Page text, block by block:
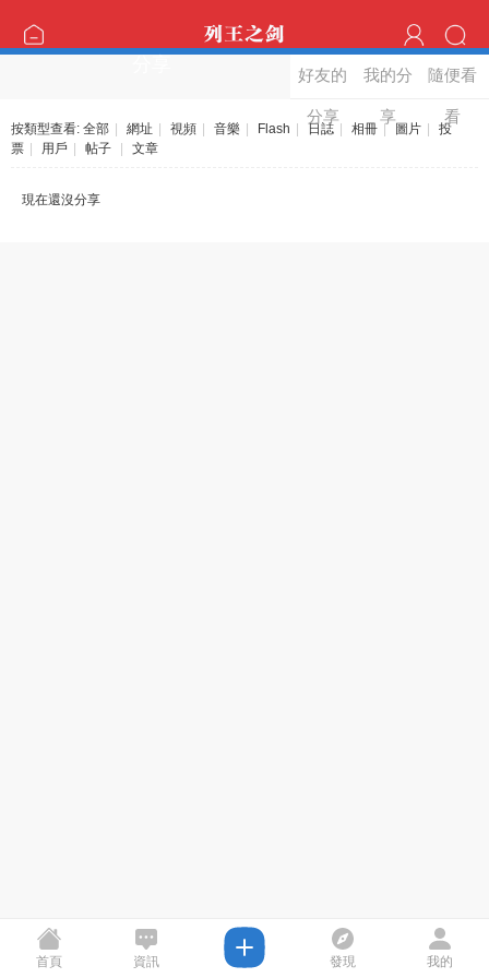
好友的
分享
我的分
享
隨便看
看
按類型查看: 全部 網址 視頻 音樂 Flash 日誌 相冊 | 圖片
投
票
用戶 帖子 文章
現在還沒分享
首頁 資訊 發現 我的